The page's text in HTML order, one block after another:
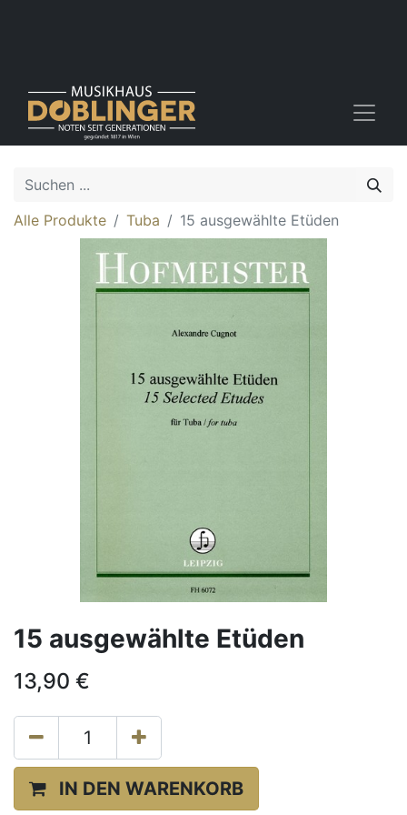
Alle Produkte Tuba 15 ausgewählte Etüden
15 ausgewählte Etüden
13,90 €
IN DEN WARENKORB